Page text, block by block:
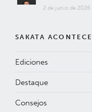
2 de junio de 2026
SAKATA ACONTECE
Ediciones
Destaque
Consejos